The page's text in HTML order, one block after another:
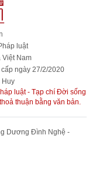
luật
Nam
ngày 27/2/2020
Huy
luật - Tạp chí Đời sống
thuận bằng văn bản.
Dương Đình Nghệ -